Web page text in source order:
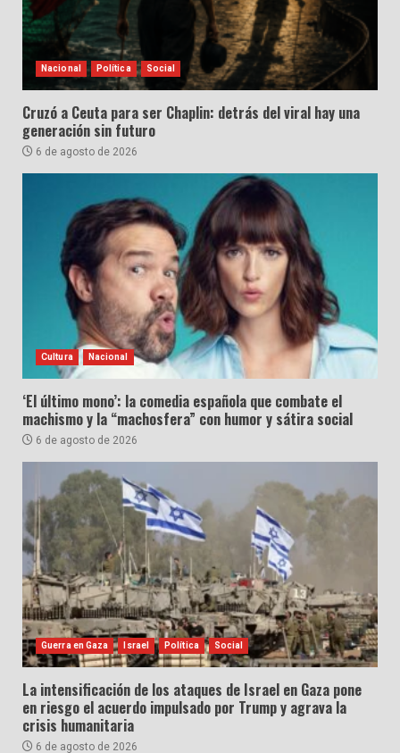
Nacional Política Social
Cruzó a Ceuta para ser Chaplin: detrás del viral hay una
generación sin futuro
6 de agosto de 2026
Cultura Nacional
‘El último mono’: la comedia española que combate el
machismo y la “machosfera” con humor y sátira social
6 de agosto de 2026
Guerra en Gaza Israel Política Social
La intensificación de los ataques de Israel en Gaza pone
en riesgo el acuerdo impulsado por Trump y agrava la
crisis humanitaria
6 de agosto de 2026